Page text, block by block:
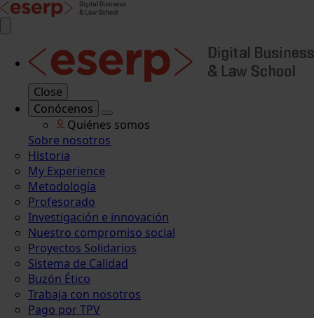
Close
Conócenos
Quiénes somos
Sobre nosotros
Historia
My Experience
Metodología
Profesorado
Investigación e innovación
Nuestro compromiso social
Proyectos Solidarios
Sistema de Calidad
Buzón Ético
Trabaja con nosotros
Pago por TPV